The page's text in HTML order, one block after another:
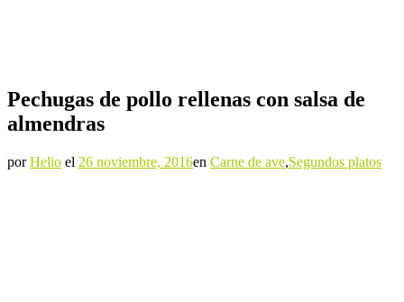
Pechugas de pollo rellenas con salsa de
almendras
porHelio el 26 noviembre, 2016en Carne de ave,Segundos platos